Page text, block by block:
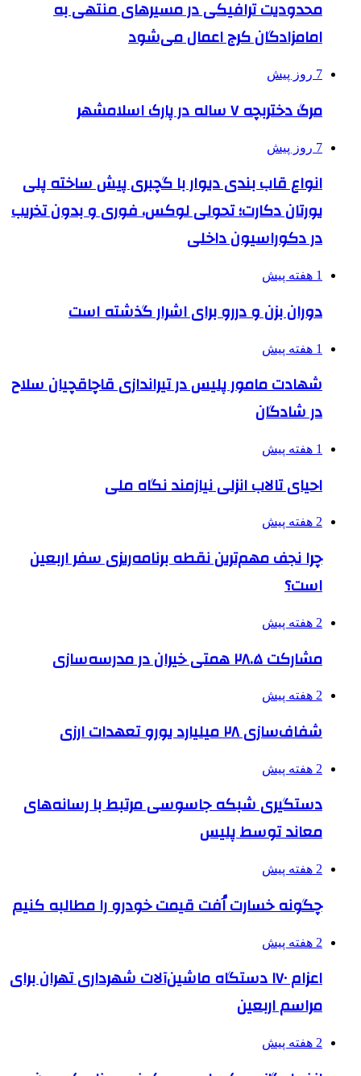
محدودیت ترافیکی در مسیرهای منتهی به
امامزادگان کرج اعمال می‌شود
7 روز پیش
مرگ دختربچه ۷ ساله در پارک اسلامشهر
7 روز پیش
انواع قاب بندی دیوار با گچبری پیش ساخته پلی
یورتان دکارت؛ تحولی لوکس، فوری و بدون تخریب
در دکوراسیون داخلی
1 هفته پیش
دوران بزن و دررو برای اشرار گذشته است
1 هفته پیش
شهادت مامور پلیس در تیراندازی قاچاقچیان سلاح
در شادگان
1 هفته پیش
احیای تالاب انزلی نیازمند نگاه ملی
2 هفته پیش
چرا نجف مهم‌ترین نقطه برنامه‌ریزی سفر اربعین
است؟
2 هفته پیش
مشارکت ۲۸.۵ همتی خیران در مدرسه‌سازی
2 هفته پیش
شفاف‌سازی ۲۸ میلیارد یورو تعهدات ارزی
2 هفته پیش
دستگیری شبکه جاسوسی مرتبط با رسانه‌های
معاند توسط پلیس
2 هفته پیش
چگونه خسارت اُفت قیمت خودرو را مطالبه کنیم
2 هفته پیش
اعزام ۱۷۰ دستگاه ماشین‌آلات شهرداری تهران برای
مراسم اربعین
2 هفته پیش